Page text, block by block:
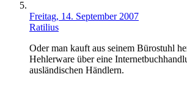
Freitag, 14. September 2007
Ratilius
Oder man kauft aus seinem Bürostuhl
Hehlerware über eine
ausländischen Händlern.